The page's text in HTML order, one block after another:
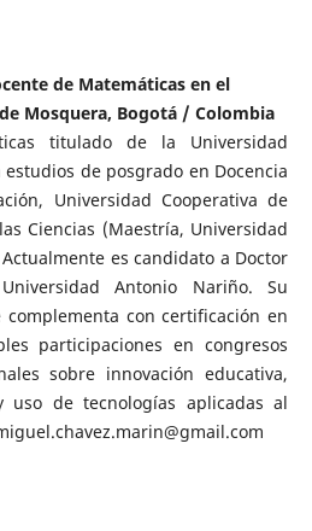
de Matemáticas en el
Mosquera, Bogotá / Colombia
titulado de la Universidad
de posgrado en Docencia
Universidad Cooperativa de
Ciencias (Maestría, Universidad
es candidato a Doctor
Antonio Nariño. Su
con certificación en
participaciones en congresos
sobre innovación educativa,
uso de tecnologías aplicadas al